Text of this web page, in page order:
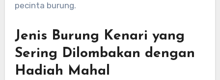
pecinta burung.
Jenis Burung Kenari yang
Sering Dilombakan dengan
Hadiah Mahal